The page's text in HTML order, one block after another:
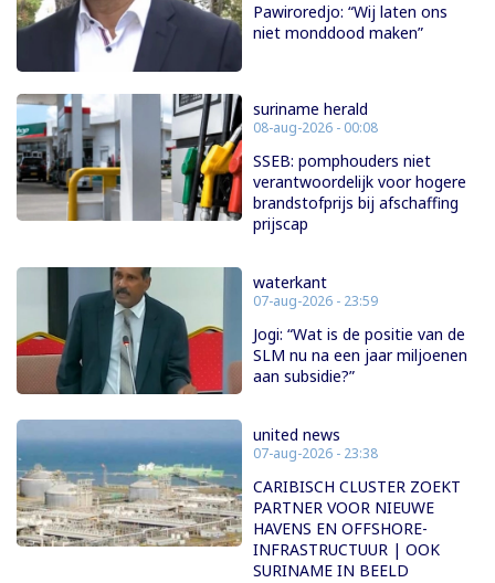
Pawiroredjo: “Wij laten ons
niet monddood maken”
suriname herald
08-aug-2026 - 00:08
SSEB: pomphouders niet
verantwoordelijk voor hogere
brandstofprijs bij afschaffing
prijscap
waterkant
07-aug-2026 - 23:59
Jogi: “Wat is de positie van de
SLM nu na een jaar miljoenen
aan subsidie?”
united news
07-aug-2026 - 23:38
CARIBISCH CLUSTER ZOEKT
PARTNER VOOR NIEUWE
HAVENS EN OFFSHORE-
INFRASTRUCTUUR | OOK
SURINAME IN BEELD